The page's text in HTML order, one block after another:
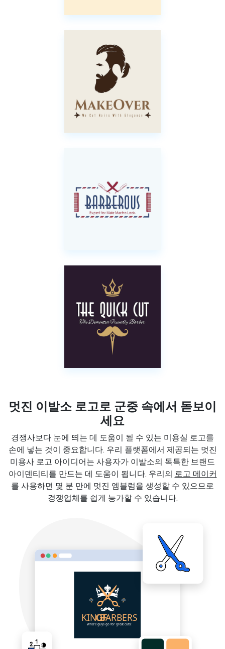
멋진 이발소 로고로 군중 속에서 돋보이
세요
경쟁사보다 눈에 띄는 데 도움이 될 수 있는 미용실 로고를
손에 넣는 것이 중요합니다. 우리 플랫폼에서 제공되는 멋진
미용사 로고 아이디어는 사용자가 이발소의 독특한 브랜드
아이덴티티를 만드는 데 도움이 됩니다. 우리의 로고 메이커
를 사용하면 몇 분 만에 멋진 엠블럼을 생성할 수 있으므로
경쟁업체를 쉽게 능가할 수 있습니다.